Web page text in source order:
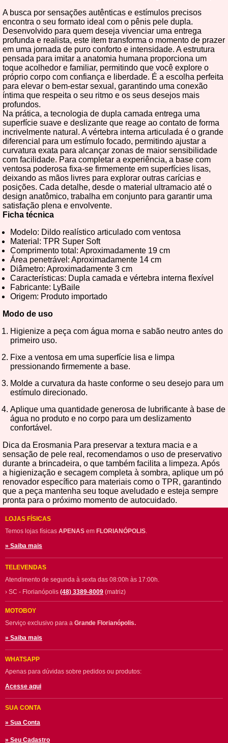
A busca por sensações autênticas e estímulos precisos
encontra o seu formato ideal com o pênis pele dupla.
Desenvolvido para quem deseja vivenciar uma entrega
profunda e realista, este item transforma o momento de prazer
em uma jornada de puro conforto e intensidade. A estrutura
pensada para imitar a anatomia humana proporciona um
toque acolhedor e familiar, permitindo que você explore o
próprio corpo com confiança e liberdade. É a escolha perfeita
para elevar o bem-estar sexual, garantindo uma conexão
íntima que respeita o seu ritmo e os seus desejos mais
profundos.
Na prática, a tecnologia de dupla camada entrega uma
superfície suave e deslizante que reage ao contato de forma
incrivelmente natural. A vértebra interna articulada é o grande
diferencial para um estímulo focado, permitindo ajustar a
curvatura exata para alcançar zonas de maior sensibilidade
com facilidade. Para completar a experiência, a base com
ventosa poderosa fixa-se firmemente em superfícies lisas,
deixando as mãos livres para explorar outras carícias e
posições. Cada detalhe, desde o material ultramacio até o
design anatômico, trabalha em conjunto para garantir uma
satisfação plena e envolvente.
Ficha técnica
Modelo: Dildo realístico articulado com ventosa
Material: TPR Super Soft
Comprimento total: Aproximadamente 19 cm
Área penetrável: Aproximadamente 14 cm
Diâmetro: Aproximadamente 3 cm
Características: Dupla camada e vértebra interna flexível
Fabricante: LyBaile
Origem: Produto importado
Modo de uso
Higienize a peça com água morna e sabão neutro antes do
primeiro uso.
Fixe a ventosa em uma superfície lisa e limpa
pressionando firmemente a base.
Molde a curvatura da haste conforme o seu desejo para um
estímulo direcionado.
Aplique uma quantidade generosa de lubrificante à base de
água no produto e no corpo para um deslizamento
confortável.
Dica da Erosmania Para preservar a textura macia e a
sensação de pele real, recomendamos o uso de preservativo
durante a brincadeira, o que também facilita a limpeza. Após
a higienização e secagem completa à sombra, aplique um pó
renovador específico para materiais como o TPR, garantindo
que a peça mantenha seu toque aveludado e esteja sempre
pronta para o próximo momento de autocuidado.
LOJAS FÍSICAS
Temos lojas físicas APENAS em FLORIANÓPOLIS.
» Saiba mais
TELEVENDAS
Atendimento de segunda à sexta das 08:00h às 17:00h.
› SC - Florianópolis (48) 3389-8009 (matriz)
MOTOBOY
Serviço exclusivo para a Grande Florianópolis.
» Saiba mais
WHATSAPP
Apenas para dúvidas sobre pedidos ou produtos:
Acesse aqui
SUA CONTA
» Sua Conta
» Seu Cadastro